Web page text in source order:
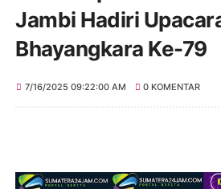
Jambi Hadiri
Bhayangkara Ke-79
7/16/2025 09:22:00 AM 0 KOMENTAR